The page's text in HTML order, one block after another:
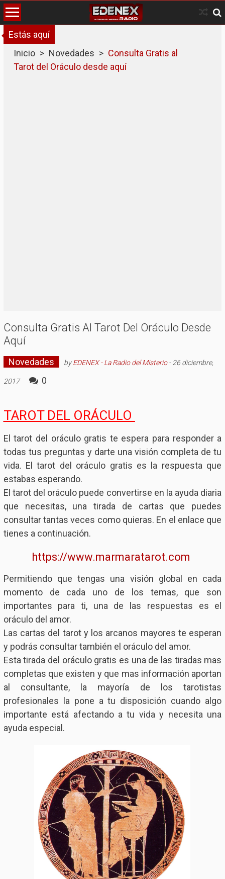
Skip
to
content
Estás aquí
Inicio > Novedades > Consulta Gratis al
Tarot del Oráculo desde aquí
Consulta Gratis Al Tarot Del Oráculo Desde
Aquí
Novedades byEDENEX - La Radio del Misterio- 26 diciembre,
2017 0
TAROT DEL ORÁCULO
El tarot del oráculo gratis te espera para responder a
todas tus preguntas y darte una visión completa de tu
vida. El tarot del oráculo gratis es la respuesta que
estabas esperando.
El tarot del oráculo puede convertirse en la ayuda diaria
que necesitas, una tirada de cartas que puedes
consultar tantas veces como quieras. En el enlace que
tienes a continuación.
https://www.marmaratarot.com
Permitiendo que tengas una visión global en cada
momento de cada uno de los temas, que son
importantes para ti, una de las respuestas es el
oráculo del amor.
Las cartas del tarot y los arcanos mayores te esperan
y podrás consultar también el oráculo del amor.
Esta tirada del oráculo gratis es una de las tiradas mas
completas que existen y que mas información aportan
al consultante, la mayoría de los tarotistas
profesionales la pone a tu disposición cuando algo
importante está afectando a tu vida y necesita una
ayuda especial.